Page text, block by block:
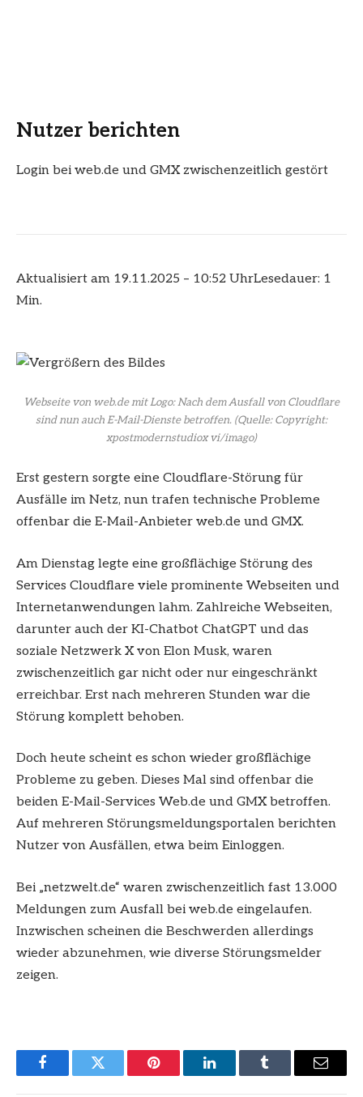
Nutzer berichten
Login bei web.de und GMX zwischenzeitlich gestört
Aktualisiert am 19.11.2025 – 10:52 UhrLesedauer: 1
Min.
Webseite von web.de mit Logo: Nach dem Ausfall von Cloudflare
sind nun auch E-Mail-Dienste betroffen. (Quelle: Copyright:
xpostmodernstudiox vi/imago)
Erst gestern sorgte eine Cloudflare-Störung für
Ausfälle im Netz, nun trafen technische Probleme
offenbar die E-Mail-Anbieter web.de und GMX.
Am Dienstag legte eine großflächige Störung des
Services Cloudflare viele prominente Webseiten und
Internetanwendungen lahm. Zahlreiche Webseiten,
darunter auch der KI-Chatbot ChatGPT und das
soziale Netzwerk X von Elon Musk, waren
zwischenzeitlich gar nicht oder nur eingeschränkt
erreichbar. Erst nach mehreren Stunden war die
Störung komplett behoben.
Doch heute scheint es schon wieder großflächige
Probleme zu geben. Dieses Mal sind offenbar die
beiden E-Mail-Services Web.de und GMX betroffen.
Auf mehreren Störungsmeldungsportalen berichten
Nutzer von Ausfällen, etwa beim Einloggen.
Bei „netzwelt.de“ waren zwischenzeitlich fast 13.000
Meldungen zum Ausfall bei web.de eingelaufen.
Inzwischen scheinen die Beschwerden allerdings
wieder abzunehmen, wie diverse Störungsmelder
zeigen.
FacebookTwitter Pinterest LinkedInTumblr Email